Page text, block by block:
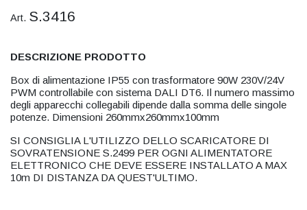
Art. S.3416
DESCRIZIONE PRODOTTO
Box di alimentazione IP55 con trasformatore 90W 230V/24V
PWM controllabile con sistema DALI DT6. Il numero massimo
degli apparecchi collegabili dipende dalla somma delle singole
potenze. Dimensioni 260mmx260mmx100mm
SI CONSIGLIA L'UTILIZZO DELLO SCARICATORE DI
SOVRATENSIONE S.2499 PER OGNI ALIMENTATORE
ELETTRONICO CHE DEVE ESSERE INSTALLATO A MAX
10m DI DISTANZA DA QUEST'ULTIMO.